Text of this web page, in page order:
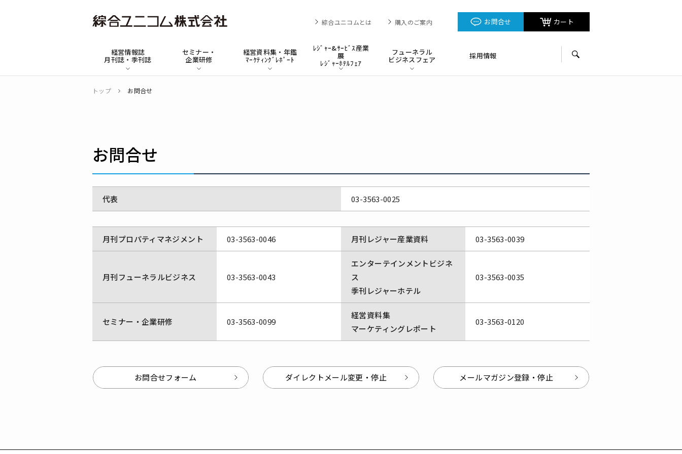
ム
経営情報誌
月刊誌・季刊誌
セミナー・
企業研修
経営資料集・年鑑
ﾏｰｹﾃｨﾝｸﾞﾚﾎﾟｰﾄ
ﾚｼﾞｬｰ&ｻｰﾋﾞｽ産業
展
ﾚｼﾞｬｰﾎﾃﾙﾌｪｱ
フューネラル
ビジネスフェア 採用情報
お問合せ カート
綜合ユニコムとは 購入のご案内
トップ お問合せ
お問合せ
代表 03-3563-0025
月刊プロパティマネジメント 03-3563-0046 月刊レジャー産業資料 03-3563-0039
月刊フューネラルビジネス 03-3563-0043
エンターテインメントビジネ
ス
季刊レジャーホテル
03-3563-0035
セミナー・企業研修 03-3563-0099
経営資料集
マーケティングレポート
03-3563-0120
お問合せフォーム ダイレクトメール変更・停止 メールマガジン登録・停止